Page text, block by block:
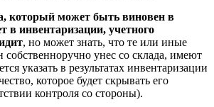
который может быть виновен в
в инвентаризации, учетного
, но может знать, что те или иные
собственноручно унес со склада, имеют
указать в результатах инвентаризации
которое будет скрывать его
контроля со стороны).